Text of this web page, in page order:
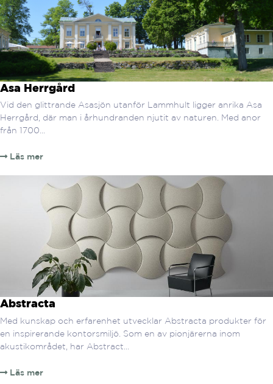
Asa Herrgård
Vid den glittrande Asasjön utanför Lammhult ligger anrika Asa
Herrgård, där man i århundranden njutit av naturen. Med anor
från 1700...
Läs mer
Abstracta
Med kunskap och erfarenhet utvecklar Abstracta produkter för
en inspirerande kontorsmiljö. Som en av pionjärerna inom
akustikområdet, har Abstract...
Läs mer